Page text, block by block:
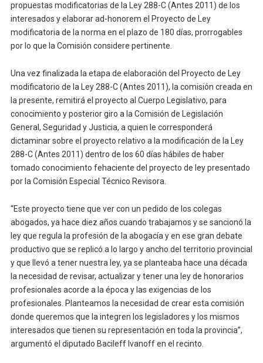
propuestas modificatorias de la Ley 288-C (Antes 2011) de los
interesados y elaborar ad-honorem el Proyecto de Ley
modificatoria de la norma en el plazo de 180 días, prorrogables
por lo que la Comisión considere pertinente.
Una vez finalizada la etapa de elaboración del Proyecto de Ley
modificatorio de la Ley 288-C (Antes 2011), la comisión creada en
la presente, remitirá el proyecto al Cuerpo Legislativo, para
conocimiento y posterior giro a la Comisión de Legislación
General, Seguridad y Justicia, a quien le corresponderá
dictaminar sobre el proyecto relativo a la modificación de la Ley
288-C (Antes 2011) dentro de los 60 días hábiles de haber
tomado conocimiento fehaciente del proyecto de ley presentado
por la Comisión Especial Técnico Revisora.
“Este proyecto tiene que ver con un pedido de los colegas
abogados, ya hace diez años cuando trabajamos y se sancionó la
ley que regula la profesión de la abogacía y en ese gran debate
productivo que se replicó a lo largo y ancho del territorio provincial
y que llevó a tener nuestra ley, ya se planteaba hace una década
la necesidad de revisar, actualizar y tener una ley de honorarios
profesionales acorde a la época y las exigencias de los
profesionales. Planteamos la necesidad de crear esta comisión
donde queremos que la integren los legisladores y los mismos
interesados que tienen su representación en toda la provincia”,
argumentó el diputado Bacileff Ivanoff en el recinto.